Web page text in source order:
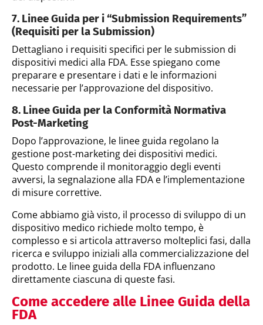
7. Linee Guida per i “Submission Requirements”
(Requisiti per la Submission)
Dettagliano i requisiti specifici per le submission di
dispositivi medici alla FDA. Esse spiegano come
preparare e presentare i dati e le informazioni
necessarie per l’approvazione del dispositivo.
8. Linee Guida per la Conformità Normativa
Post-Marketing
Dopo l’approvazione, le linee guida regolano la
gestione post-marketing dei dispositivi medici.
Questo comprende il monitoraggio degli eventi
avversi, la segnalazione alla FDA e l’implementazione
di misure correttive.
Come abbiamo già visto, il processo di sviluppo di un
dispositivo medico richiede molto tempo, è
complesso e si articola attraverso molteplici fasi, dalla
ricerca e sviluppo iniziali alla commercializzazione del
prodotto. Le linee guida della FDA influenzano
direttamente ciascuna di queste fasi.
Come accedere alle Linee Guida della
FDA